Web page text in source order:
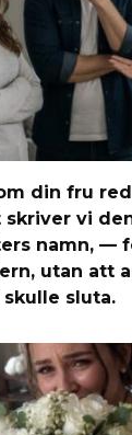
din fru
skriver vi
namn, —
utan att
sluta.